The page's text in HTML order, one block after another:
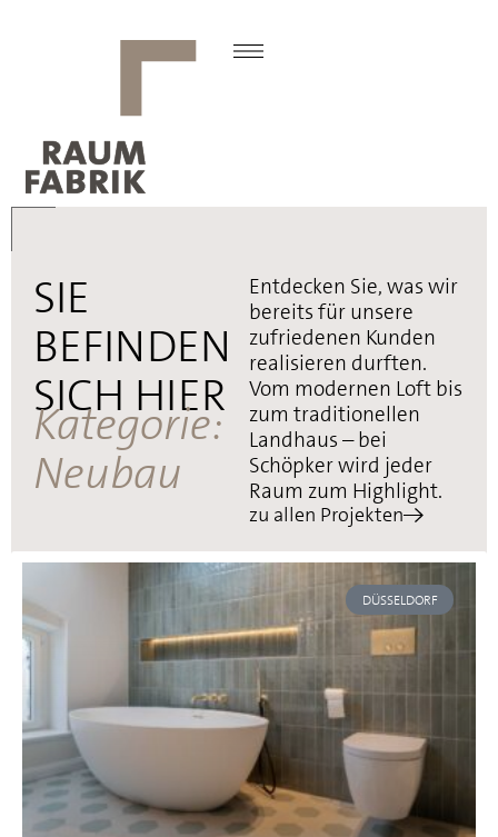
SIE
BEFINDEN
SICH HIER
Kategorie:
Neubau
Entdecken Sie, was wir
bereits für unsere
zufriedenen Kunden
realisieren durften.
Vom modernen Loft bis
zum traditionellen
Landhaus – bei
Schöpker wird jeder
Raum zum Highlight.
zu allen Projekten
DÜSSELDORF